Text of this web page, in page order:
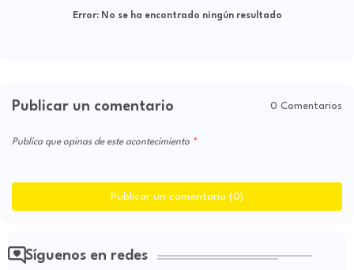
Error:No se ha encontrado ningún resultado
Publicar un comentario 0 Comentarios
Publica que opinas de este acontecimiento
Publicar un comentario (0)
Síguenos en redes